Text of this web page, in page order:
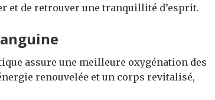
et de retrouver une tranquillité d’esprit.
assure une meilleure oxygénation des
renouvelée et un corps revitalisé,